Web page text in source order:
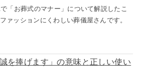
「お葬式のマナー」について解説したこ
ァッションにくわしい葬儀屋さんです。
誠を捧げます」の意味と正しい使い